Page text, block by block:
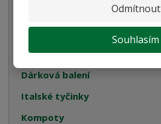
Odmítnout
Souhlasím
Bulgur, Kuskus a Polenta
Oleje
Cukrovinky
Dárková balení
Italské tyčinky
Kompoty